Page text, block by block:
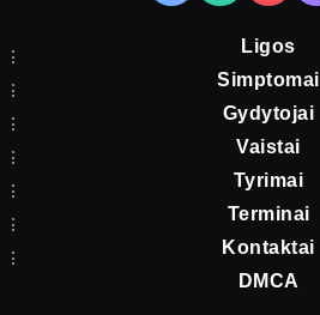
Ligos
Simptomai
Gydytojai
Vaistai
Tyrimai
Terminai
Kontaktai
DMCA